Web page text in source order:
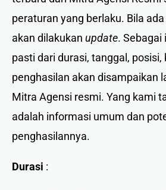
peraturan yang berlaku. Bila
akan dilakukan update. Sebagai
pasti dari durasi, tanggal,
penghasilan akan disampaikan
Mitra Agensi resmi. Yang kami
adalah informasi umum dan
penghasilannya.
Durasi :